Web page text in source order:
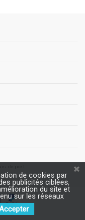
de cookies par
publicités ciblées,
du site et
sur les réseaux